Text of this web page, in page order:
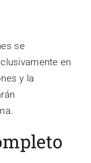
se
en
y la